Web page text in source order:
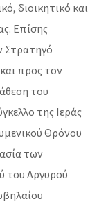
διοικητικό και
Επίσης
Στρατηγό
προς τον
του
της Ιεράς
Θρόνου
των
του Αργυρού